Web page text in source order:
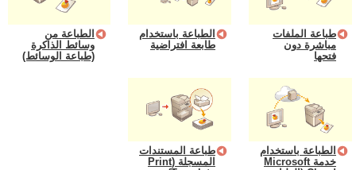
طباعة الملفات
مباشرة دون
فتحها
الطباعة باستخدام
طابعة افتراضية
الطباعة من
وسائط الذاكرة
(طباعة الوسائط)
الطباعة باستخدام
خدمة Microsoft
طباعة المستندات
المسجلة (Print